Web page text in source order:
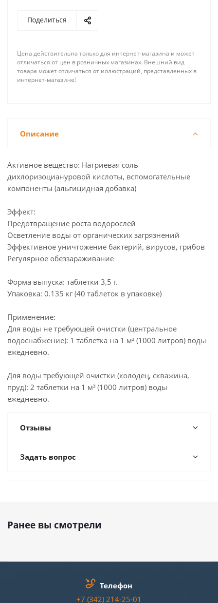
Поделиться
Цена действительна только для интернет-магазина и может
отличаться от цен в розничных магазинах. Внешний вид
товара может отличаться от иллюстраций, представленных в
интернет-магазине!
Описание
Активное вещество: Натриевая соль
дихлоризоциануровой кислоты, вспомогательные
компоненты (альгицидная добавка)
Эффект:
Предотвращение роста водорослей
Осветление воды от органических загрязнений
Эффективное уничтожение бактерий, вирусов, грибов
Регулярное обеззараживание
Форма выпуска: таблетки 3,5 г.
Упаковка: 0.135 кг (40 таблеток в упаковке)
Применение:
Для воды не требующей очистки (центральное
водоснабжение): 1 таблетка на 1 м³ (1000 литров) воды
ежедневно.
Для воды требующей очистки (колодец, скважина,
пруд): 2 таблетки на 1 м³ (1000 литров) воды
ежедневно.
Отзывы
Задать вопрос
Ранее вы смотрели
Телефон
+7 (342) 214-25-01